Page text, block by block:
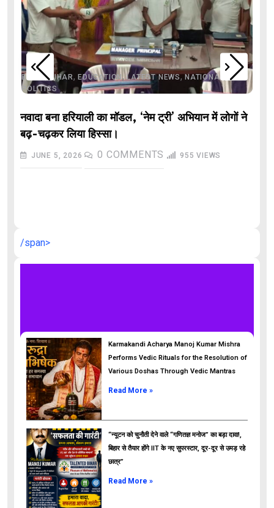
BIHAR,BIHAR, EDUCATION,LATEST NEWS,NATIONAL
POLITICS
नवादा बना हरियाली का मॉडल, ‘नेम ट्री’ अभियान में लोगों ने
बढ़-चढ़कर लिया हिस्सा।
JUNE 5, 2026 0 COMMENTS 955 VIEWS
/span>
ads
Karmakandi Acharya Manoj Kumar Mishra
Performs Vedic Rituals for the Resolution of
Various Doshas Through Vedic Mantras
Read More »
“न्यूटन को चुनौती देने वाले “गणितज्ञ मनोज” का बड़ा दावा!,
बिहार से तैयार होंगे IIT के नए सुपरस्टार, दूर-दूर से उमड़ रहे
छात्र”
Read More »